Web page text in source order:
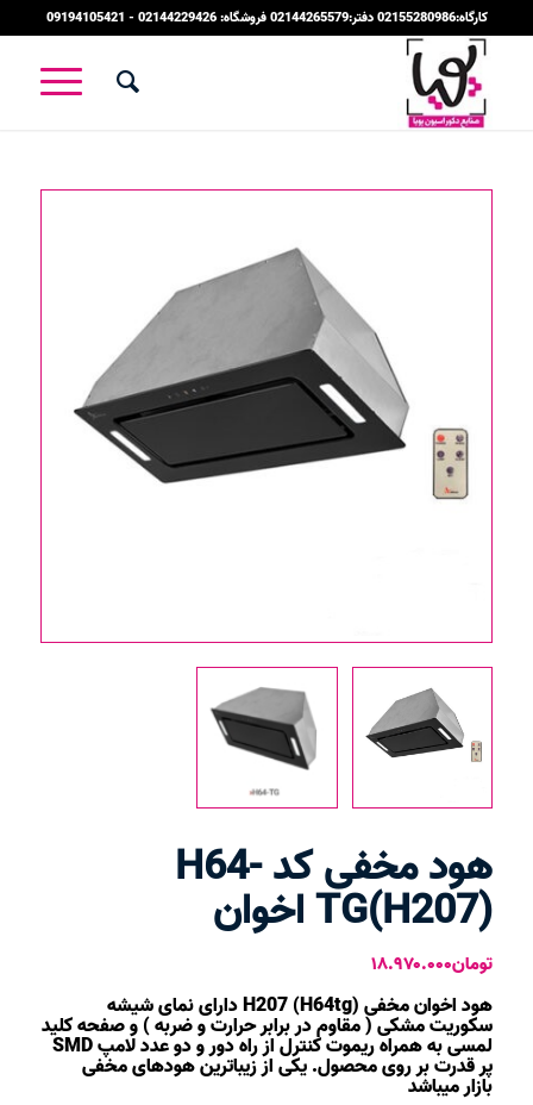
کارگاه:02155280986 دفتر:02144265579 فروشگاه: 02144229426 - 09194105421
هود مخفی کد H64-
TG(H207) اخوان
تومان۱۸.۹۷۰.۰۰۰
هود اخوان مخفی H207 (H64tg) دارای نمای شیشه
سکوریت مشکی ( مقاوم در برابر حرارت و ضربه ) و صفحه کلید
لمسی به همراه ریموت کنترل از راه دور و دو عدد لامپ SMD
پر قدرت بر روی محصول. یکی از زیباترین هودهای مخفی
بازار میباشد